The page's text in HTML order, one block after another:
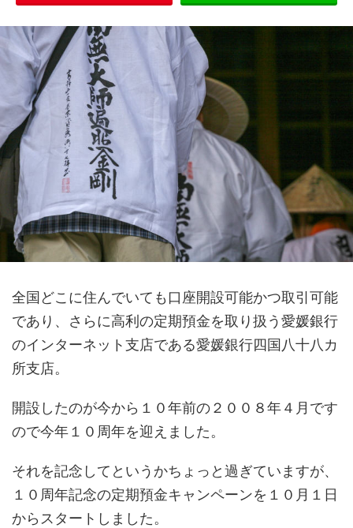
全国どこに住んでいても口座開設可能かつ取引可能
であり、さらに高利の定期預金を取り扱う愛媛銀行
のインターネット支店である愛媛銀行四国八十八カ
所支店。
開設したのが今から１０年前の２００８年４月です
ので今年１０周年を迎えました。
それを記念してというかちょっと過ぎていますが、
１０周年記念の定期預金キャンペーンを１０月１日
からスタートしました。